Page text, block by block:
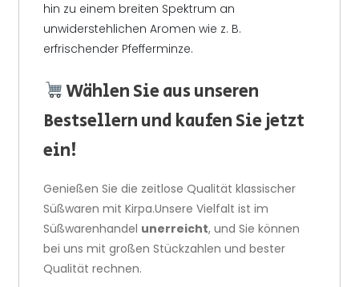
hin zu einem breiten Spektrum an
unwiderstehlichen Aromen wie z. B.
erfrischender Pfefferminze.
Wählen Sie aus unseren
Bestsellern und kaufen Sie jetzt
ein!
Genießen Sie die zeitlose Qualität klassischer
Süßwaren mit Kirpa.Unsere Vielfalt ist im
Süßwarenhandel unerreicht, und Sie können
bei uns mit großen Stückzahlen und bester
Qualität rechnen.